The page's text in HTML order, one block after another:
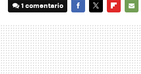
1 comentario
MAIL